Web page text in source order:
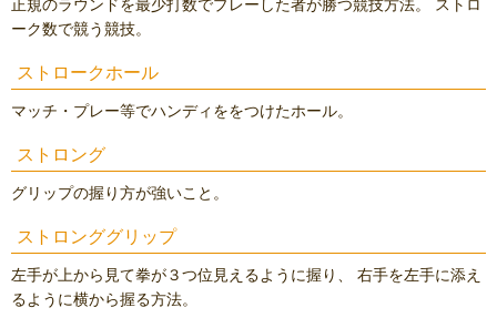
正規のラウンドを最少打数でプレーした者が勝つ競技方法。 ストロ
ーク数で競う競技。
ストロークホール
マッチ・プレー等でハンディををつけたホール。
ストロング
グリップの握り方が強いこと。
ストロンググリップ
左手が上から見て拳が３つ位見えるように握り、 右手を左手に添え
るように横から握る方法。